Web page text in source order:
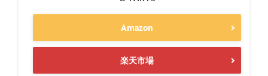
Amazon
楽天市場